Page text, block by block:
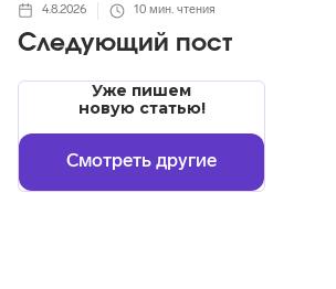
Следующий пост
4.8.2026 10 мин. чтения
Уже пишем
новую статью!
Смотреть другие